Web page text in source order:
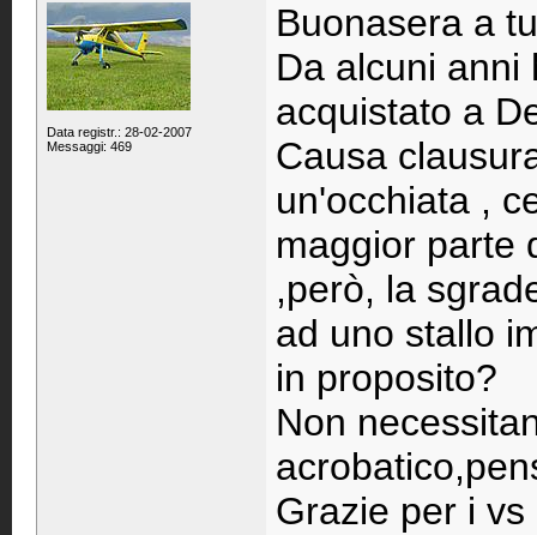
Data registr.: 28-02-2007
Messaggi: 469
Buonasera a
Da alcuni anni
acquistato a
Causa
un'occhiata ,
maggior parte
,però, la
ad uno stallo
in proposito?
Non
Grazie per i vs